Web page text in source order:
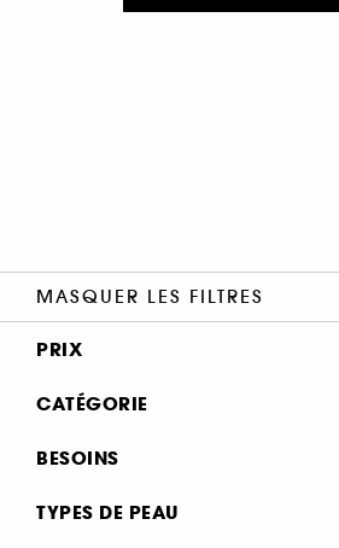
MASQUER LES FILTRES
PRIX
CATÉGORIE
Soin Visage
Minis & formats voyage🧳 (3)
BESOINS
Soin éclat & anti-fatigue (10)
TYPES DE PEAU